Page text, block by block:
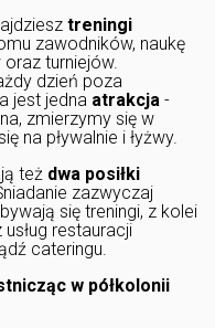
treningi
zawodników, naukę
turniejów.
dzień poza
jest jedna atrakcja -
zmierzymy się w
na pływalnie i łyżwy.
też dwa posiłki
zazwyczaj
się treningi, z kolei
restauracji
cateringu.
w półkolonii